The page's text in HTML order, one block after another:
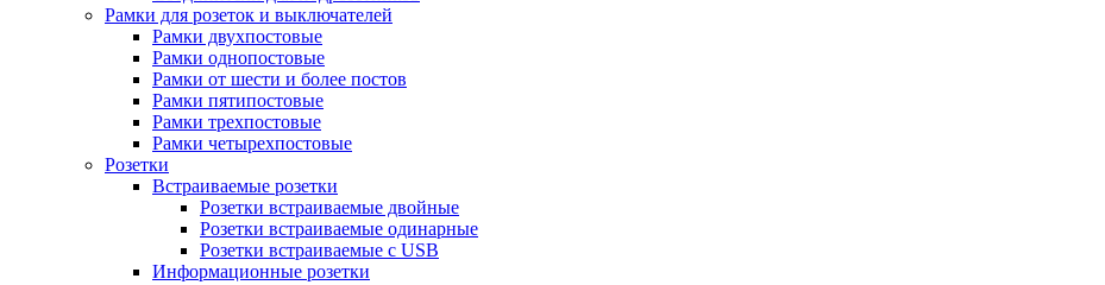
Рамки для розеток и выключателей
Рамки двухпостовые
Рамки однопостовые
Рамки от шести и более постов
Рамки пятипостовые
Рамки трехпостовые
Рамки четырехпостовые
Розетки
Встраиваемые розетки
Розетки встраиваемые двойные
Розетки встраиваемые одинарные
Розетки встраиваемые с USB
Информационные розетки